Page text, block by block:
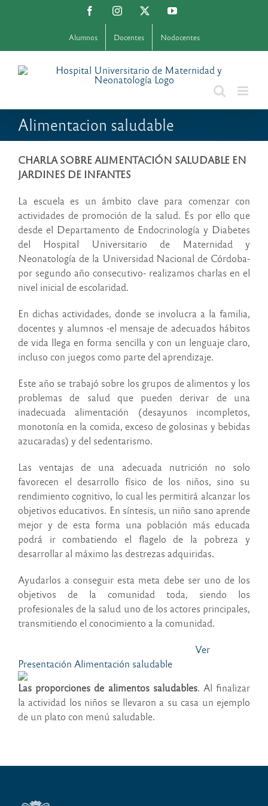
FacebookInstagram YouTube
Alumnos Docentes Nodocentes
Alimentacion saludable
CHARLA SOBRE ALIMENTACIÓN SALUDABLE EN
JARDINES DE INFANTES
La escuela es un ámbito clave para comenzar con
actividades de promoción de la salud. Es por ello que
desde el Departamento de Endocrinología y Diabetes
del Hospital Universitario de Maternidad y
Neonatología de la Universidad Nacional de Córdoba-
por segundo año consecutivo- realizamos charlas en el
nivel inicial de escolaridad.
En dichas actividades, donde se involucra a la familia,
docentes y alumnos -el mensaje de adecuados hábitos
de vida llega en forma sencilla y con un lenguaje claro,
incluso con juegos como parte del aprendizaje.
Este año se trabajó sobre los grupos de alimentos y los
problemas de salud que pueden derivar de una
inadecuada alimentación (desayunos incompletos,
monotonía en la comida, exceso de golosinas y bebidas
azucaradas) y del sedentarismo.
Las ventajas de una adecuada nutrición no solo
favorecen el desarrollo físico de los niños, sino su
rendimiento cognitivo, lo cual les permitirá alcanzar los
objetivos educativos. En síntesis, un niño sano aprende
mejor y de esta forma una población más educada
podrá ir combatiendo el flagelo de la pobreza y
desarrollar al máximo las destrezas adquiridas.
Ayudarlos a conseguir esta meta debe ser uno de los
objetivos de la comunidad toda, siendo los
profesionales de la salud uno de los actores principales,
transmitiendo el conocimiento a la comunidad.
Ver
Presentación Alimentación saludable
Las proporciones de alimentos saludables. Al finalizar
la actividad los niños se llevaron a su casa un ejemplo
de un plato con menú saludable.